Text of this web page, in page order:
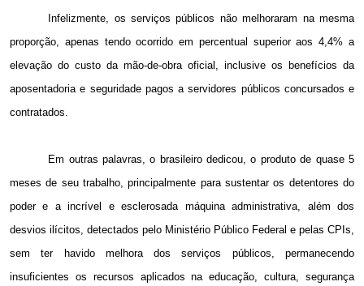
Infelizmente, os serviços públicos não melhoraram na mesma
proporção, apenas tendo ocorrido em percentual superior aos 4,4% a
elevação do custo da mão-de-obra oficial, inclusive os benefícios da
aposentadoria e seguridade pagos a servidores públicos concursados e
contratados.
Em outras palavras, o brasileiro dedicou, o produto de quase 5
meses de seu trabalho, principalmente para sustentar os detentores do
poder e a incrível e esclerosada máquina administrativa, além dos
desvios ilícitos, detectados pelo Ministério Público Federal e pelas CPIs,
sem ter havido melhora dos serviços públicos, permanecendo
insuficientes os recursos aplicados na educação, cultura, segurança